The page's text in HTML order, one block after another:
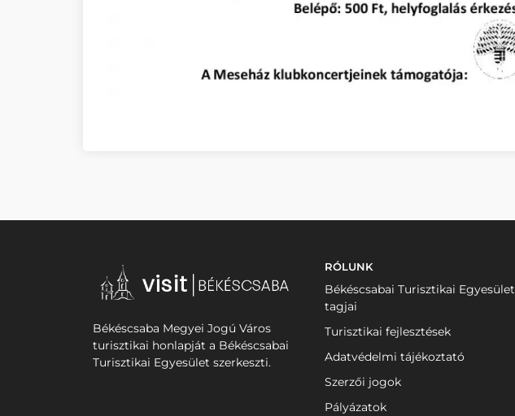
Békéscsaba Megyei Jogú Város
turisztikai honlapját a Békéscsabai
Turisztikai Egyesület szerkeszti.
RÓLUNK
Békéscsabai Turisztikai Egyesület
tagjai
Turisztikai fejlesztések
Adatvédelmi tájékoztató
Szerzői jogok
Pályázatok